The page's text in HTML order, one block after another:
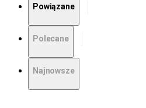
Powiązane
Polecane
Najnowsze